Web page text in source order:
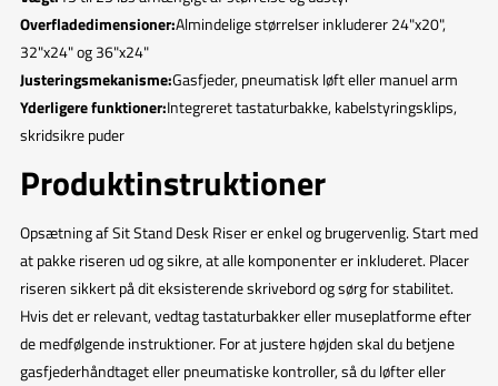
Overfladedimensioner:Almindelige størrelser inkluderer 24"x20",
32"x24" og 36"x24"
Justeringsmekanisme:Gasfjeder, pneumatisk løft eller manuel arm
Yderligere funktioner:Integreret tastaturbakke, kabelstyringsklips,
skridsikre puder
Produktinstruktioner
Opsætning af Sit Stand Desk Riser er enkel og brugervenlig. Start med
at pakke riseren ud og sikre, at alle komponenter er inkluderet. Placer
riseren sikkert på dit eksisterende skrivebord og sørg for stabilitet.
Hvis det er relevant, vedtag tastaturbakker eller museplatforme efter
de medfølgende instruktioner. For at justere højden skal du betjene
gasfjederhåndtaget eller pneumatiske kontroller, så du løfter eller